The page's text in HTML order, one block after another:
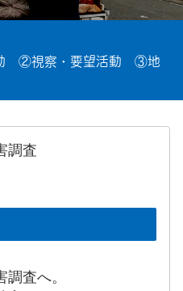
動 ②視察・要望活動 ③地
調査
査へ。